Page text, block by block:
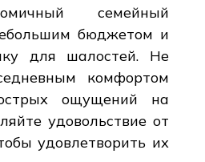
семейный
бюджетом и
для шалостей. Не
комфортом
ощущений на
удовольствие от
удовлетворить их